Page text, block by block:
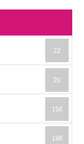
22
20
158
198